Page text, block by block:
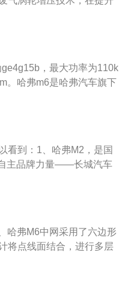
台发动机的最大功率为11
。该车满足国六排放标
，最大功率为110k
。哈弗m6是哈弗汽车旗下
搭载的1.5T涡轮增压发
城哈弗M6车身尺寸长宽高
。
看到：1、哈弗M2，是国
主品牌力量——长城汽车
而声名鹊起，让中国人
超大空间，以及8.0版的德
内饰方面其实相比酷熊并
继承，不过一些细节的亮
色灯光会亮起来这是一项
储物空间，可以随手放置
哈弗M6中网采用了六边形
将点线面结合，进行多层
出动感气息；2、远近光